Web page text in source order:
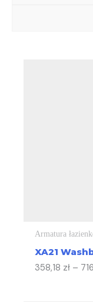
Armatura
XA21
358,18 zł –